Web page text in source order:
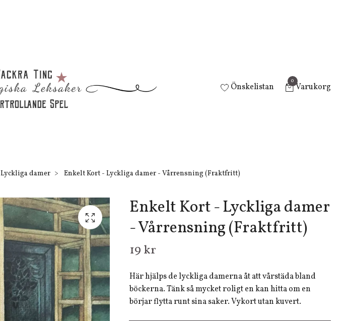
Önskelistan
0
Varukorg
Lyckliga damer Enkelt Kort - Lyckliga damer - Vårrensning (Fraktfritt)
Enkelt Kort - Lyckliga damer
- Vårrensning (Fraktfritt)
19 kr
Här hjälps de lyckliga damerna åt att vårstäda bland
böckerna. Tänk så mycket roligt en kan hitta om en
börjar flytta runt sina saker. Vykort utan kuvert.